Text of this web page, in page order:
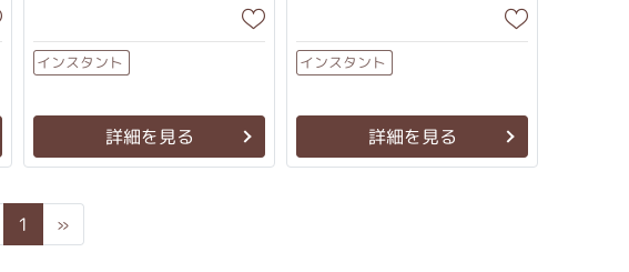
インスタント
詳細を見る
インスタント
詳細を見る
Previous
1 »Next